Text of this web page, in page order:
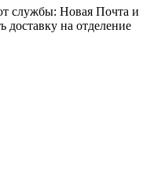
службы: Новая Почта и
доставку на отделение